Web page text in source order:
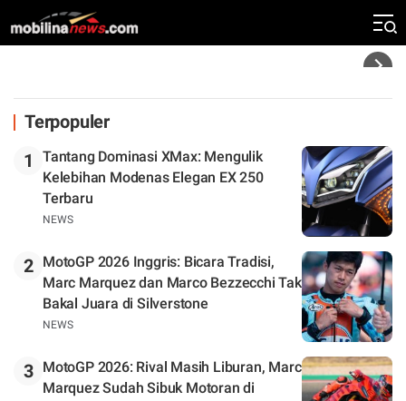
Silverstone. Seri Selanjutnya Belum Jelas
Terpopuler
1
Tantang Dominasi XMax: Mengulik
Kelebihan Modenas Elegan EX 250
Terbaru
NEWS
2
MotoGP 2026 Inggris: Bicara Tradisi,
Marc Marquez dan Marco Bezzecchi Tak
Bakal Juara di Silverstone
NEWS
3
MotoGP 2026: Rival Masih Liburan, Marc
Marquez Sudah Sibuk Motoran di